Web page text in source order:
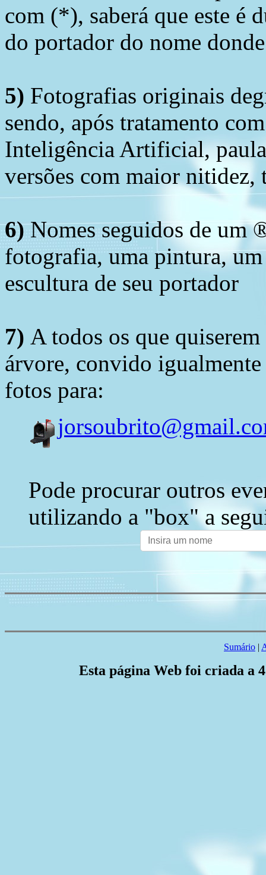
com (*), saberá que este é
do portador do nome
5) Fotografias originais
sendo, após tratamento
Inteligência Artificial,
versões com maior nitidez,
6)Nomes seguidos de um
fotografia, uma pintura,
escultura de seu portador
7) A todos os que
árvore, convido
fotos para:
Pode procurar outros
utilizando a "box" a
Sumário |
Esta página Web foi criada a